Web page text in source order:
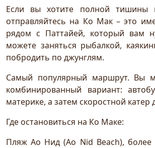
Если вы хотите полной тишины
отправляйтесь на Ко Мак – это
рядом с Паттайей, который вам
можете заняться рыбалкой,
побродить по джунглям.
Самый популярный маршрут. Вы
комбинированный вариант:
материке, а затем скоростной катер
Где остановиться на Ко Маке:
Пляж Ао Нид (Ao Nid Beach),